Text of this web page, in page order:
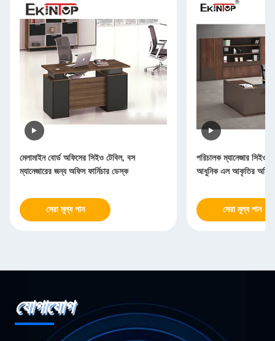
মেলামাইন বোর্ড অফিসের সিইও টেবিল, বস
ম্যানেজারের জন্য অফিস ফার্নিচার ডেস্ক
সেরা মূল্য পান
পরিচালক ম্যানেজার
আধুনিক এল আকৃতির
সেরা মূল্য পান
যোগাযোগ